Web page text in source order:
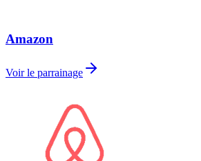
Amazon
Voir le parrainage